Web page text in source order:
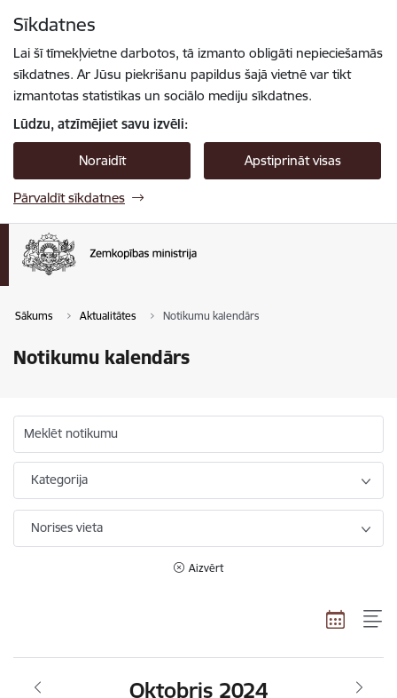
Sīkdatnes
Lai šī tīmekļvietne darbotos, tā izmanto obligāti nepieciešamās
sīkdatnes. Ar Jūsu piekrišanu papildus šajā vietnē var tikt
izmantotas statistikas un sociālo mediju sīkdatnes.
Lūdzu, atzīmējiet savu izvēli:
Noraidīt Apstiprināt visas
Pārvaldīt sīkdatnes
Sākums Aktualitātes Notikumu kalendārs
Notikumu kalendārs
Meklēt notikumu
Kategorija
Norises vieta
Aizvērt
Oktobris 2024